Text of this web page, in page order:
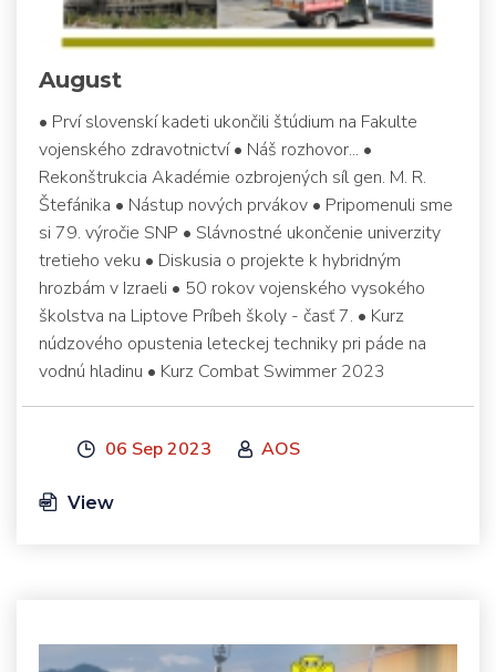
August
• Prví slovenskí kadeti ukončili štúdium na Fakulte
vojenského zdravotnictví • Náš rozhovor... •
Rekonštrukcia Akadémie ozbrojených síl gen. M. R.
Štefánika • Nástup nových prvákov • Pripomenuli sme
si 79. výročie SNP • Slávnostné ukončenie univerzity
tretieho veku • Diskusia o projekte k hybridným
hrozbám v Izraeli • 50 rokov vojenského vysokého
školstva na Liptove Príbeh školy - časť 7. • Kurz
núdzového opustenia leteckej techniky pri páde na
vodnú hladinu • Kurz Combat Swimmer 2023
06 Sep 2023 AOS
View